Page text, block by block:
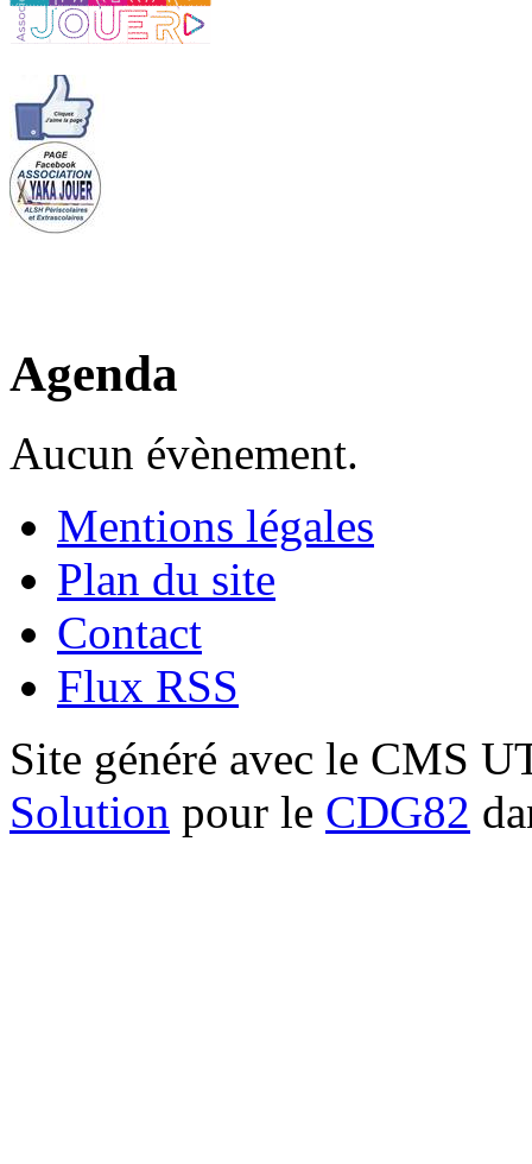
Agenda
Aucun évènement.
Mentions légales
Plan du site
Contact
Flux RSS
Site généré avec le CMS
Solution pour le CDG82